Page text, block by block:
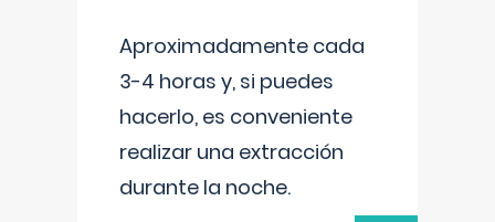
Aproximadamente cada
3-4 horas y, si puedes
hacerlo, es conveniente
realizar una extracción
durante la noche.